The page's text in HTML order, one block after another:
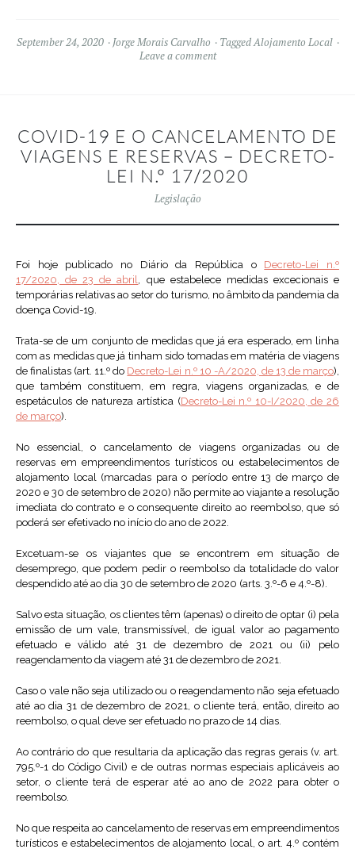
September 24, 2020 Jorge Morais Carvalho TaggedAlojamento Local
Leave a comment
COVID-19 E O CANCELAMENTO DE
VIAGENS E RESERVAS – DECRETO-
LEI N.º 17/2020
Legislação
Foi hoje publicado no Diário da República o Decreto-Lei n.º
17/2020, de 23 de abril, que estabelece medidas excecionais e
temporárias relativas ao setor do turismo, no âmbito da pandemia da
doença Covid-19.
Trata-se de um conjunto de medidas que já era esperado, em linha
com as medidas que já tinham sido tomadas em matéria de viagens
de finalistas (art. 11.º do Decreto-Lei n.º 10 -A/2020, de 13 de março),
que também constituem, em regra, viagens organizadas, e de
espetáculos de natureza artística (Decreto-Lei n.º 10-I/2020, de 26
de março).
No essencial, o cancelamento de viagens organizadas ou de
reservas em empreendimentos turísticos ou estabelecimentos de
alojamento local (marcadas para o período entre 13 de março de
2020 e 30 de setembro de 2020) não permite ao viajante a resolução
imediata do contrato e o consequente direito ao reembolso, que só
poderá ser efetivado no início do ano de 2022.
Excetuam-se os viajantes que se encontrem em situação de
desemprego, que podem pedir o reembolso da totalidade do valor
despendido até ao dia 30 de setembro de 2020 (arts. 3.º-6 e 4.º-8).
Salvo esta situação, os clientes têm (apenas) o direito de optar (i) pela
emissão de um vale, transmissível, de igual valor ao pagamento
efetuado e válido até 31 de dezembro de 2021 ou (ii) pelo
reagendamento da viagem até 31 de dezembro de 2021.
Caso o vale não seja utilizado ou o reagendamento não seja efetuado
até ao dia 31 de dezembro de 2021, o cliente terá, então, direito ao
reembolso, o qual deve ser efetuado no prazo de 14 dias.
Ao contrário do que resultaria da aplicação das regras gerais (v. art.
795.º-1 do Código Civil) e de outras normas especiais aplicáveis ao
setor, o cliente terá de esperar até ao ano de 2022 para obter o
reembolso.
No que respeita ao cancelamento de reservas em empreendimentos
turísticos e estabelecimentos de alojamento local, o art. 4.º contém